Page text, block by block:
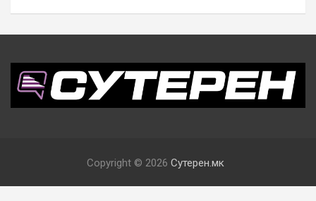
Copyright © 2026 Сутерен.мк